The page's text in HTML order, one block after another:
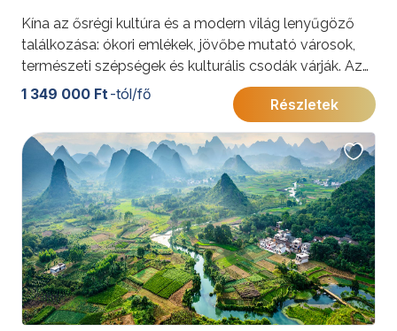
Kína az ősrégi kultúra és a modern világ lenyűgöző
találkozása: ókori emlékek, jövőbe mutató városok,
természeti szépségek és kulturális csodák várják. Az
utazás során Peking, Sanghaj, Xi’an, Hangzhou, Suzhou
és Wuzhen tárja fel e különleges ország időtlen
értékeit.
További érdekességekért Kínáról kattintson
ide.
1 349 000 Ft -tól/fő
Részletek